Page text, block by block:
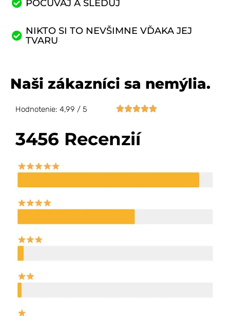
POČÚVAJ A SLEDUJ
NIKTO SI TO NEVŠIMNE VĎAKA JEJ
TVARU
Naši zákazníci sa nemýlia.
Hodnotenie: 4,99 / 5 
3456 Recenzií